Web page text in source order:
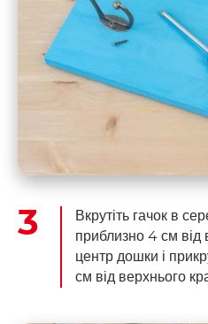
Вкрутіть гачок в
приблизно 4 см від
центр дошки і
см від верхнього